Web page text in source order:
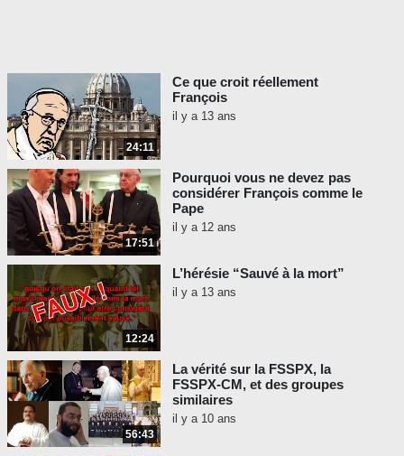
24:11
Ce que croit réellement
François
il y a 13 ans
17:51
Pourquoi vous ne devez pas
considérer François comme le
Pape
il y a 12 ans
12:24
L’hérésie “Sauvé à la mort”
il y a 13 ans
56:43
La vérité sur la FSSPX, la
FSSPX-CM, et des groupes
similaires
il y a 10 ans